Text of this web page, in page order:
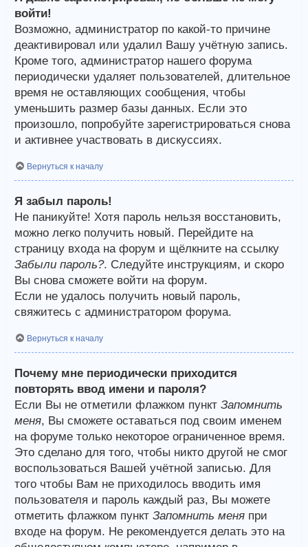
войти!
Возможно, администратор по какой-то причине
деактивировал или удалил Вашу учётную запись.
Кроме того, администратор нашего форума
периодически удаляет пользователей, длительное
время не оставляющих сообщения, чтобы
уменьшить размер базы данных. Если это
произошло, попробуйте зарегистрироваться снова
и активнее участвовать в дискуссиях.
Вернуться к началу
Я забыл пароль!
Не паникуйте! Хотя пароль нельзя восстановить,
можно легко получить новый. Перейдите на
страницу входа на форум и щёлкните на ссылку
Забыли пароль?. Следуйте инструкциям, и скоро
Вы снова сможете войти на форум.
Если не удалось получить новый пароль,
свяжитесь с администратором форума.
Вернуться к началу
Почему мне периодически приходится
повторять ввод имени и пароля?
Если Вы не отметили флажком пункт Запомнить
меня, Вы сможете оставаться под своим именем
на форуме только некоторое ограниченное время.
Это сделано для того, чтобы никто другой не смог
воспользоваться Вашей учётной записью. Для
того чтобы Вам не приходилось вводить имя
пользователя и пароль каждый раз, Вы можете
отметить флажком пункт Запомнить меня при
входе на форум. Не рекомендуется делать это на